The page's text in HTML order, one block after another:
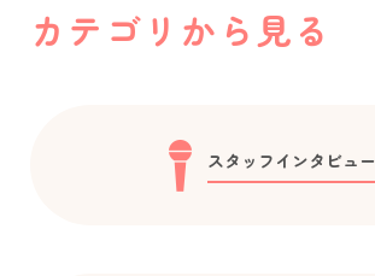
カテゴリから見る
スタッフインタビュー